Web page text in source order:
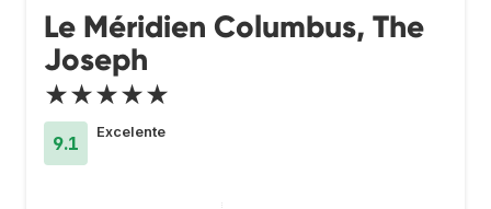
Le Méridien Columbus, The
Joseph
★★★★★
9.1
Excelente